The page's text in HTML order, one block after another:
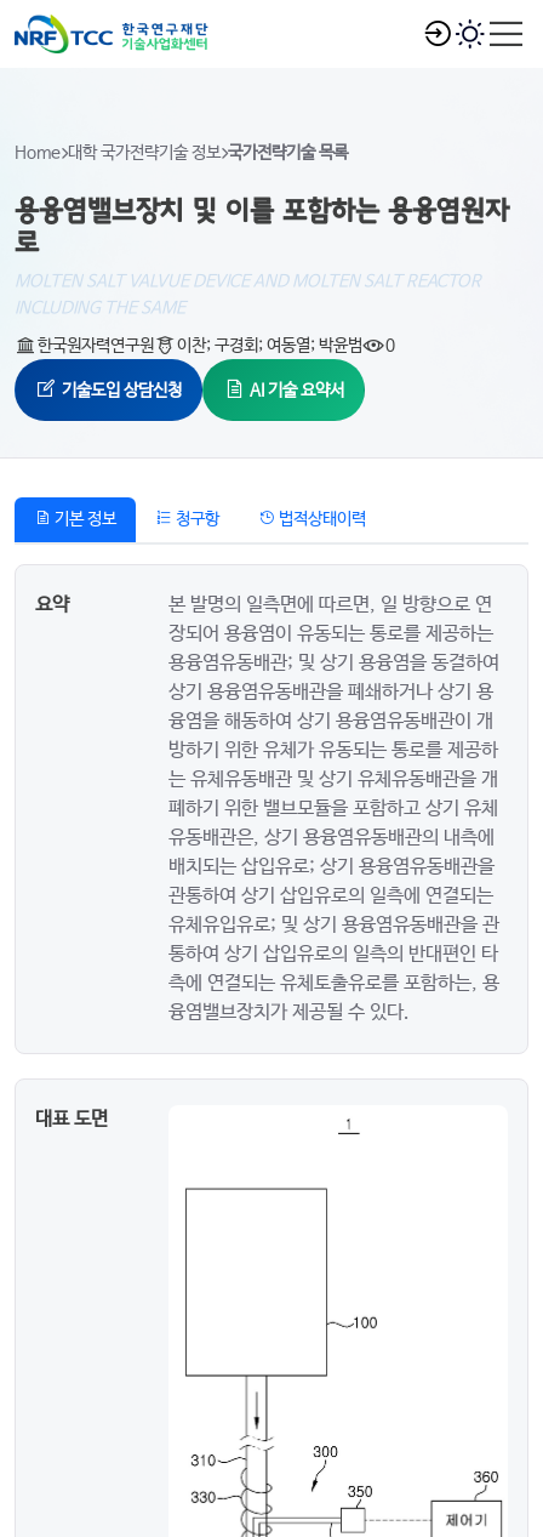
Home 대학 국가전략기술 정보 국가전략기술 목록
용융염밸브장치 및 이를 포함하는 용융염원자
로
MOLTEN SALT VALVUE DEVICE AND MOLTEN SALT REACTOR
INCLUDING THE SAME
한국원자력연구원
이찬; 구경회; 여동열; 박윤범 0
기술도입 상담신청 AI 기술 요약서
기본 정보 청구항 법적상태이력
요약
본 발명의 일측면에 따르면, 일 방향으로 연
장되어 용융염이 유동되는 통로를 제공하는
용융염유동배관; 및 상기 용융염을 동결하여
상기 용융염유동배관을 폐쇄하거나 상기 용
융염을 해동하여 상기 용융염유동배관이 개
방하기 위한 유체가 유동되는 통로를 제공하
는 유체유동배관 및 상기 유체유동배관을 개
폐하기 위한 밸브모듈을 포함하고 상기 유체
유동배관은, 상기 용융염유동배관의 내측에
배치되는 삽입유로; 상기 용융염유동배관을
관통하여 상기 삽입유로의 일측에 연결되는
유체유입유로; 및 상기 용융염유동배관을 관
통하여 상기 삽입유로의 일측의 반대편인 타
측에 연결되는 유체토출유로를 포함하는, 용
융염밸브장치가 제공될 수 있다.
대표 도면